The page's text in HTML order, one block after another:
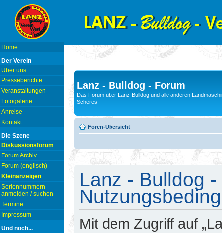
Home
Der Verein
Über uns
Presseberichte
Veranstaltungen
Fotogalerie
Anreise
Kontakt
Die Szene
Diskussionsforum
Forum Archiv
Forum (englisch)
Kleinanzeigen
Seriennummern
anmelden / suchen
Termine
Impressum
Und noch...
Lanz - Bulldog - Forum
Das Forum über Lanz-Bulldog und alle anderen
Scheres
Foren-Übersicht
Lanz - Bulldog
Mit dem Zugriff auf